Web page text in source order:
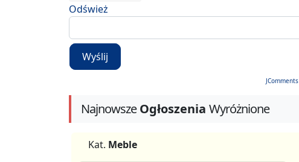
Odśwież
Wyślij
JComments
NajnowszeOgłoszenia Wyróżnione
Kat. Meble